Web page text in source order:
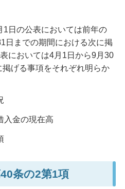
日の公表においては前年の
日までの期間における次に掲
においては4月1日から9月30
げる事項をそれぞれ明らか
入金の現在高
条の2第1項